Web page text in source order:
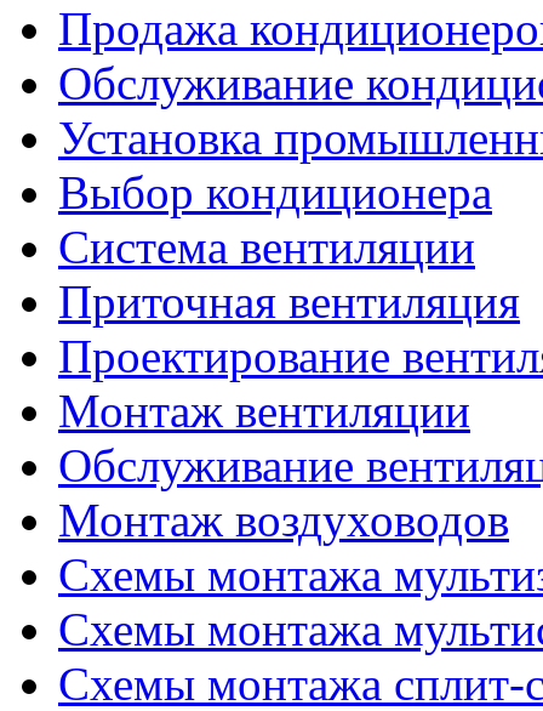
Продажа
Обслуживание
Установка
Выбор кондиционера
Система вентиляции
Приточная вентиляция
Проектирование
Монтаж вентиляции
Обслуживание
Монтаж воздуховодов
Схемы монтажа
Схемы монтажа
Схемы монтажа сплит-